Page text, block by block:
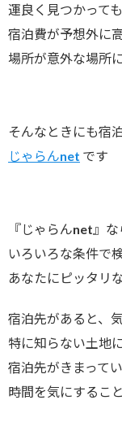
運良く見つかっても
宿泊費が予想外に
場所が意外な場所
そんなときにも宿
じゃらんnet です
『じゃらんnet』
いろいろな条件で
あなたにピッタリ
宿泊先があると、
特に知らない土地
宿泊先がきまって
時間を気にするこ